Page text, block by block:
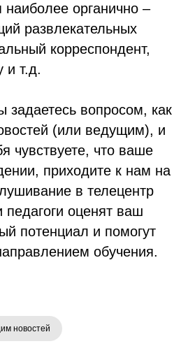
наиболее органично –
развлекательных
корреспондент,
и т.д.
вопросом, как
(или ведущим), и
чувствуете, что ваше
приходите к нам на
в телецентр
оценят ваш
потенциал и помогут
обучения.
новостей